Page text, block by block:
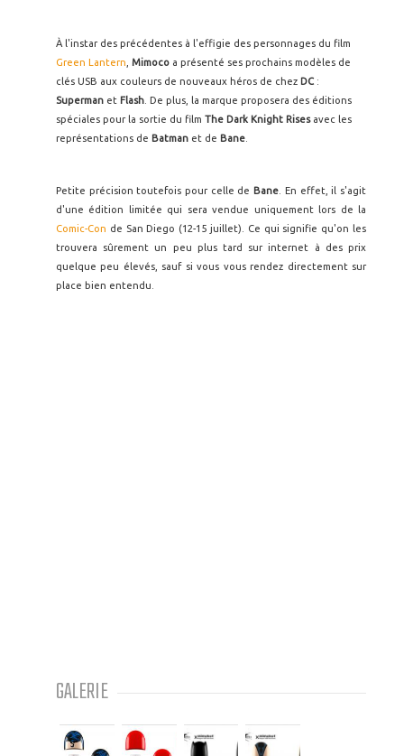
À l'instar des précédentes à l'effigie des personnages du film
Green Lantern Mimoco a présenté ses prochains modèles de
clés USB aux couleurs de nouveaux héros de chez DC :
Superman et Flash . De plus, la marque proposera des éditions
spéciales pour la sortie du film The Dark Knight Rises avec les
représentations de Batman et de Bane
Petite précision toutefois pour celle de Bane . En effet, il s'agit
d'une édition limitée qui sera vendue uniquement lors de la
Comic-Con de San Diego (12-15 juillet). Ce qui signifie qu'on les
trouvera sûrement un peu plus tard sur internet à des prix
quelque peu élevés, sauf si vous vous rendez directement sur
place bien entendu.
GALERIE